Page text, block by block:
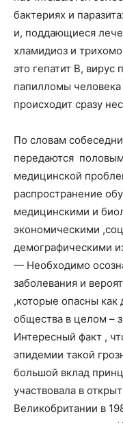
бактериях и
и, поддающиеся
хламидиоз и
это гепатит В, вирус
папилломы
происходит сразу
По словам
передаются
медицинской
распространение
медицинскими и
экономическими
демографическими
— Необходимо
заболевания и
,которые опасны как
общества в целом –
Интересный факт ,
эпидемии такой
большой вклад
участвовала в
Великобритании в